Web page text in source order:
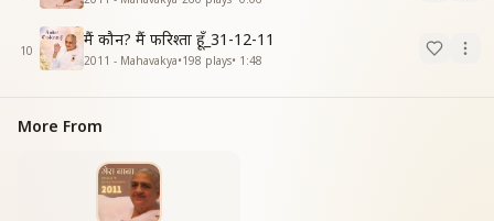
10
मैं कौन? मैं फरिश्ता हूँ_31-12-11
2011 - Mahavakya•198 plays• 1:48
More From